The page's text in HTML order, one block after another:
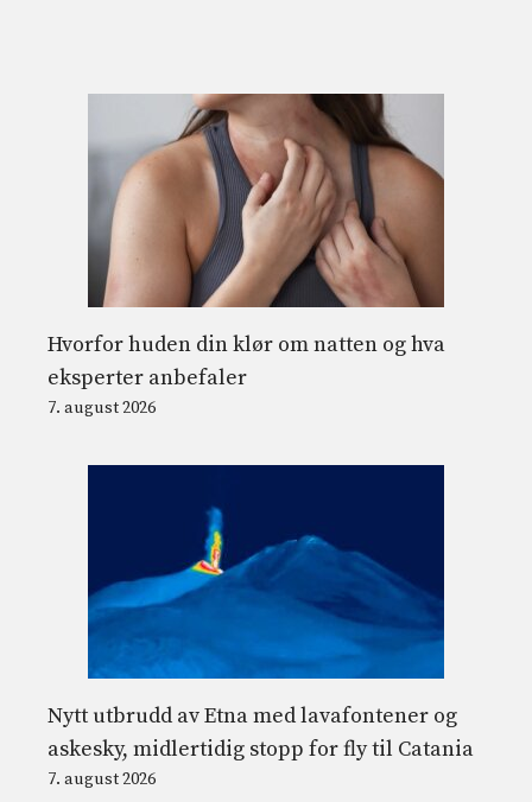
Hvorfor huden din klør om natten og hva
eksperter anbefaler
7. august 2026
Nytt utbrudd av Etna med lavafontener og
askesky, midlertidig stopp for fly til Catania
7. august 2026